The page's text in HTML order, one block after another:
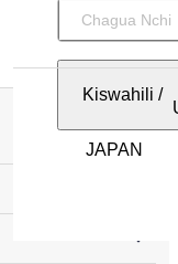
Kiswahili /